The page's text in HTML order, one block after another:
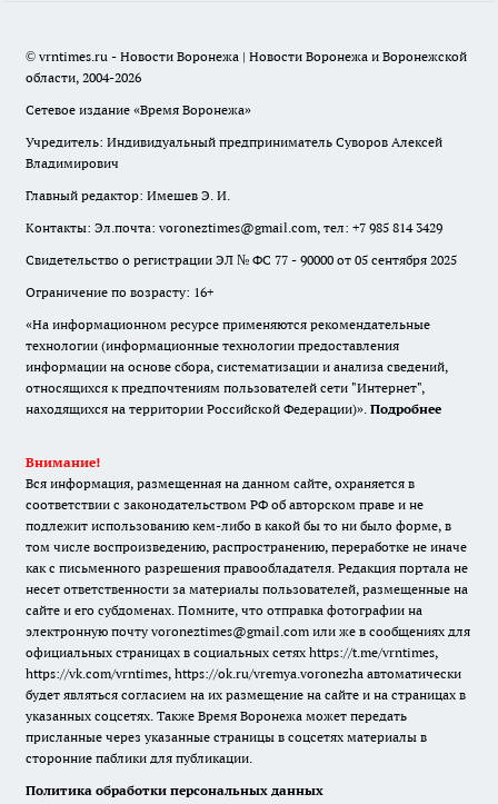
© vrntimes.ru - Новости Воронежа | Новости Воронежа и Воронежской
области, 2004-2026
Сетевое издание «Время Воронежа»
Учредитель: Индивидуальный предприниматель Суворов Алексей
Владимирович
Главный редактор: Имешев Э. И.
Контакты: Эл.почта: voroneztimes@gmail.com, тел: +7 985 814 3429
Свидетельство о регистрации ЭЛ № ФС 77 - 90000 от 05 сентября 2025
Ограничение по возрасту: 16+
«На информационном ресурсе применяются рекомендательные
технологии (информационные технологии предоставления
информации на основе сбора, систематизации и анализа сведений,
относящихся к предпочтениям пользователей сети "Интернет",
находящихся на территории Российской Федерации)». Подробнее
Внимание!
Вся информация, размещенная на данном сайте, охраняется в
соответствии с законодательством РФ об авторском праве и не
подлежит использованию кем-либо в какой бы то ни было форме, в
том числе воспроизведению, распространению, переработке не иначе
как с письменного разрешения правообладателя. Редакция портала не
несет ответственности за материалы пользователей, размещенные на
сайте и его субдоменах. Помните, что отправка фотографии на
электронную почту voroneztimes@gmail.com или же в сообщениях для
официальных страницах в социальных сетях https://t.me/vrntimes,
https://vk.com/vrntimes, https://ok.ru/vremya.voronezha автоматически
будет являться согласием на их размещение на сайте и на страницах в
указанных соцсетях. Также Время Воронежа может передать
присланные через указанные страницы в соцсетях материалы в
сторонние паблики для публикации.
Политика обработки персональных данных